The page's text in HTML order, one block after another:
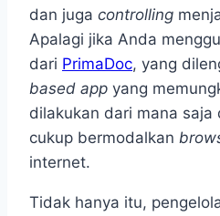
dan juga controlling
Apalagi jika Anda
dari PrimaDoc, yang
based app yang
dilakukan dari mana saja
cukup bermodalkan
internet.
Tidak hanya itu,